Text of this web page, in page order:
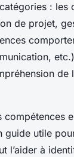
: les
de projet,
de
compétences
guide utile
l’aider à